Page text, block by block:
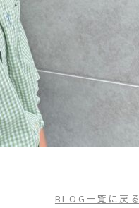
BLOG一覧に戻る